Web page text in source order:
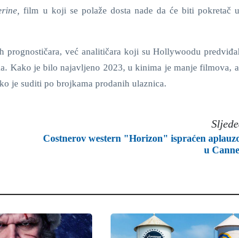
film u koji se polaže dosta nade da će biti pokretač
prognostičara, već analitičara koji su Hollywoodu
Kako je bilo najavljeno 2023, u kinima je manje filmova,
je suditi po brojkama prodanih ulaznica.
Costnerov western "Horizon" ispraćen
u